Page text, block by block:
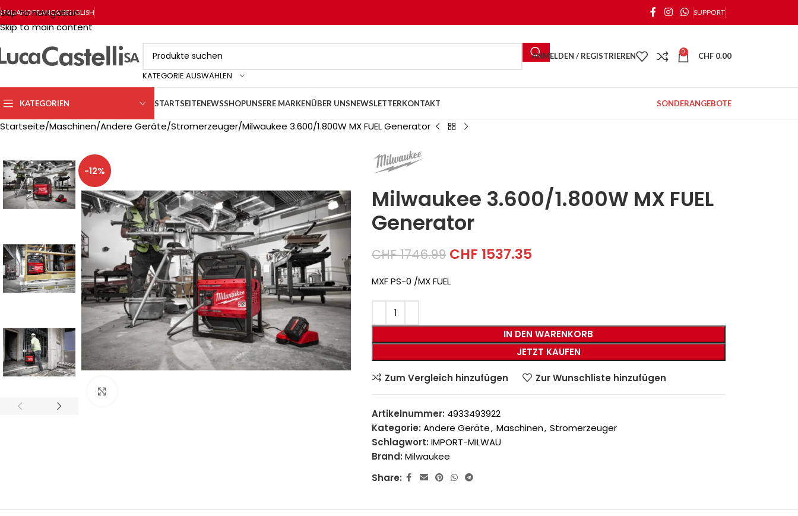
Skip to navigation
Skip to main content
ITALIANOFRANÇAISENGLISH SUPPORT
KATEGORIE AUSWÄHLEN
ANMELDEN / REGISTRIEREN 0 CHF 0.00
KATEGORIEN STARTSEITENEWSSHOPUNSERE MARKENÜBER UNSNEWSLETTERKONTAKT SONDERANGEBOTE
Startseite Maschinen Andere Geräte Stromerzeuger Milwaukee 3.600/1.800W MX FUEL Generator
-12%
Milwaukee 3.600/1.800W MX FUEL
Generator
CHF1746.99 CHF 1537.35
MXF PS-0 /MX FUEL
IN DEN WARENKORB
JETZT KAUFEN
Zum Vergleich hinzufügen Zur Wunschliste hinzufügen
Artikelnummer: 4933493922
Kategorie: Andere Geräte, Maschinen, Stromerzeuger
Schlagwort: IMPORT-MILWAU
Brand: Milwaukee
Share: